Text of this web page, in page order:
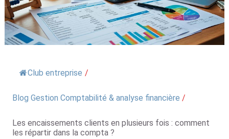
Club entreprise /
Blog Gestion Comptabilité & analyse financière /
Les encaissements clients en plusieurs fois : comment
les répartir dans la compta ?